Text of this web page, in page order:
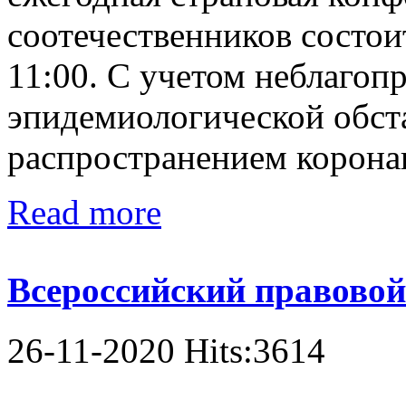
соотечественников
11:00. С учетом
эпидемиологической
распространением
Read more
Всероссийский
26-11-2020 Hits:3614